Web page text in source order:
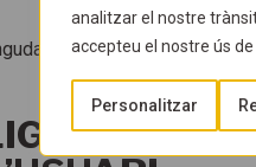
analitzar el nostre
accepteu el nostre ús de
Personalitzar
Diagonal 643, 08028
O